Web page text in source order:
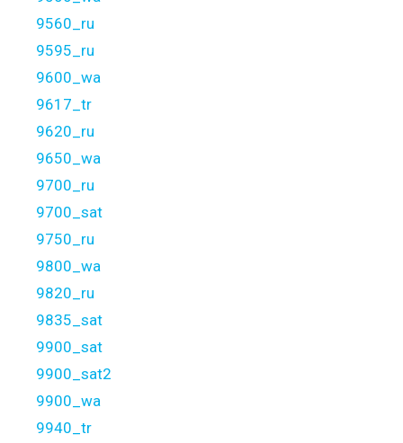
9560_ru
9595_ru
9600_wa
9617_tr
9620_ru
9650_wa
9700_ru
9700_sat
9750_ru
9800_wa
9820_ru
9835_sat
9900_sat
9900_sat2
9900_wa
9940_tr